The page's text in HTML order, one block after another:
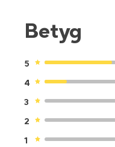
Betyg
5
4
3
2
1